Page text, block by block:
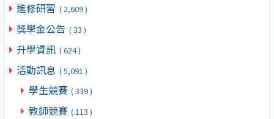
進修研習 ( 2,609 )
獎學金公告 ( 33 )
升學資訊 ( 624 )
活動訊息 ( 5,091 )
學生競賽 ( 339 )
教師競賽 ( 113 )